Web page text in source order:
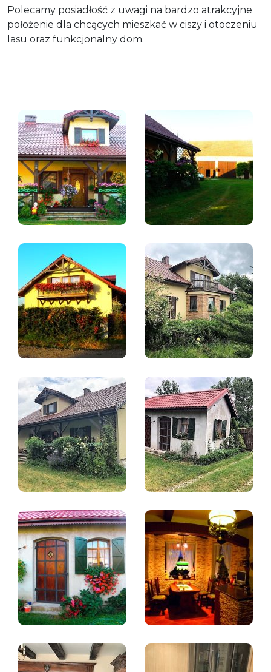
Polecamy posiadłość z uwagi na bardzo atrakcyjne
położenie dla chcących mieszkać w ciszy i otoczeniu
lasu oraz funkcjonalny dom.